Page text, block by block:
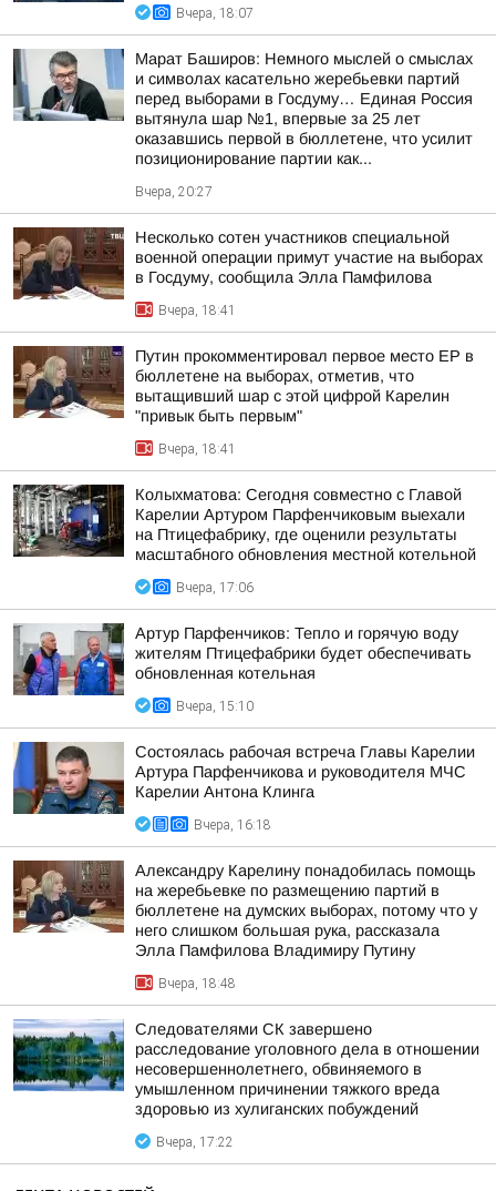
Вчера, 18:07
Марат Баширов: Немного мыслей о смыслах
и символах касательно жеребьевки партий
перед выборами в Госдуму… Единая Россия
вытянула шар №1, впервые за 25 лет
оказавшись первой в бюллетене, что усилит
позиционирование партии как...
Вчера, 20:27
Несколько сотен участников специальной
военной операции примут участие на выборах
в Госдуму, сообщила Элла Памфилова
Вчера, 18:41
Путин прокомментировал первое место ЕР в
бюллетене на выборах, отметив, что
вытащивший шар с этой цифрой Карелин
"привык быть первым"
Вчера, 18:41
Колыхматова: Сегодня совместно с Главой
Карелии Артуром Парфенчиковым выехали
на Птицефабрику, где оценили результаты
масштабного обновления местной котельной
Вчера, 17:06
Артур Парфенчиков: Тепло и горячую воду
жителям Птицефабрики будет обеспечивать
обновленная котельная
Вчера, 15:10
Состоялась рабочая встреча Главы Карелии
Артура Парфенчикова и руководителя МЧС
Карелии Антона Клинга
Вчера, 16:18
Александру Карелину понадобилась помощь
на жеребьевке по размещению партий в
бюллетене на думских выборах, потому что у
него слишком большая рука, рассказала
Элла Памфилова Владимиру Путину
Вчера, 18:48
Следователями СК завершено
расследование уголовного дела в отношении
несовершеннолетнего, обвиняемого в
умышленном причинении тяжкого вреда
здоровью из хулиганских побуждений
Вчера, 17:22